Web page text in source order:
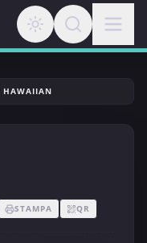
HAWAIIAN
STAMPA QR